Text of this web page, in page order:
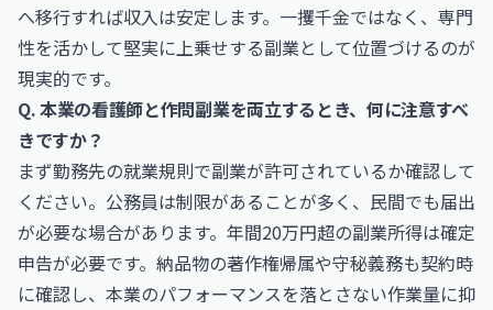
へ移行すれば収入は安定します。一攫千金ではなく、専門
性を活かして堅実に上乗せする副業として位置づけるのが
現実的です。
Q. 本業の看護師と作問副業を両立するとき、何に注意すべ
きですか？
まず勤務先の就業規則で副業が許可されているか確認して
ください。公務員は制限があることが多く、民間でも届出
が必要な場合があります。年間20万円超の副業所得は確定
申告が必要です。納品物の著作権帰属や守秘義務も契約時
に確認し、本業のパフォーマンスを落とさない作業量に抑